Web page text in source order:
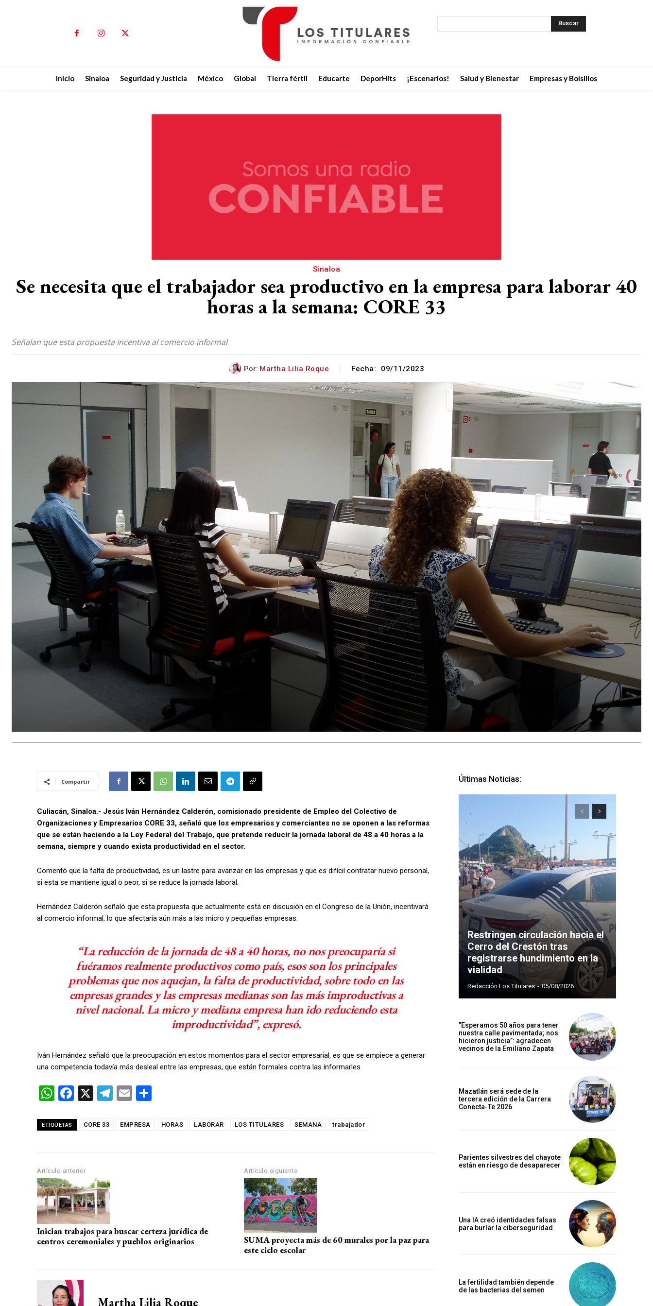
Buscar
Inicio Sinaloa Seguridad y Justicia México Global Tierra fértil Educarte DeporHits ¡Escenarios! Salud y Bienestar Empresas y Bolsillos
Sinaloa
Se necesita que el trabajador sea productivo en la empresa para laborar 40
horas a la semana: CORE 33
Señalan que esta propuesta incentiva al comercio informal
Por: Martha Lilia Roque Fecha: 09/11/2023
Compartir
Culiacán, Sinaloa.- Jesús Iván Hernández Calderón, comisionado presidente de Empleo del Colectivo de
Organizaciones y Empresarios CORE 33, señaló que los empresarios y comerciantes no se oponen a las reformas
que se están haciendo a la Ley Federal del Trabajo, que pretende reducir la jornada laboral de 48 a 40 horas a la
semana, siempre y cuando exista productividad en el sector.
Comentó que la falta de productividad, es un lastre para avanzar en las empresas y que es difícil contratar nuevo personal,
si esta se mantiene igual o peor, si se reduce la jornada laboral.
Hernández Calderón señaló que esta propuesta que actualmente está en discusión en el Congreso de la Unión, incentivará
al comercio informal, lo que afectaría aún más a las micro y pequeñas empresas.
“La reducción de la jornada de 48 a 40 horas, no nos preocuparía si
fuéramos realmente productivos como país, esos son los principales
problemas que nos aquejan, la falta de productividad, sobre todo en las
empresas grandes y las empresas medianas son las más improductivas a
nivel nacional. La micro y mediana empresa han ido reduciendo esta
improductividad”, expresó.
Iván Hernández señaló que la preocupación en estos momentos para el sector empresarial, es que se empiece a generar
una competencia todavía más desleal entre las empresas, que están formales contra las informarles.
W
at
p
p
F
ce
o
k
X
T
E
ail
m
ETIQUETAS CORE 33 EMPRESA HORAS LABORAR LOS TITULARES SEMANA trabajador
Artículo anterior
Inician trabajos para buscar certeza jurídica de
centros ceremoniales y pueblos originarios
Artículo siguiente
SUMA proyecta más de 60 murales por la paz para
este ciclo escolar
Martha Lilia Roque
Últimas Noticias:
Restringen circulación hacia el
Cerro del Crestón tras
registrarse hundimiento en la
vialidad
Redacción Los Titulares - 05/08/2026
”Esperamos 50 años para tener
nuestra calle pavimentada; nos
hicieron justicia”: agradecen
vecinos de la Emiliano Zapata
Mazatlán será sede de la
tercera edición de la Carrera
Conecta-Te 2026
Parientes silvestres del chayote
están en riesgo de desaparecer
Una IA creó identidades falsas
para burlar la ciberseguridad
La fertilidad también depende
de las bacterias del semen